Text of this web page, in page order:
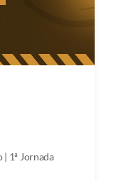
1ª Jornada